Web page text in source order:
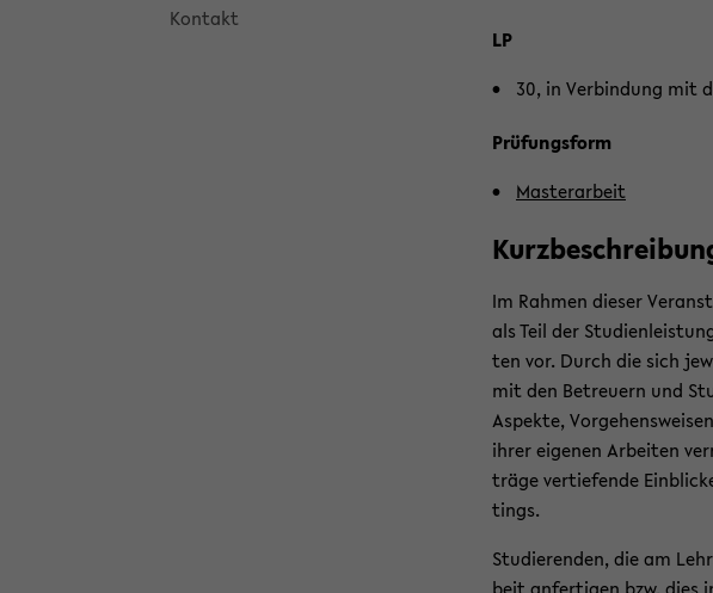
Kon­takt
LP
30, in Ver­bin­dung mit
Prü­fungs­form
Mas­ter­ar­beit
Im Rah­men die­ser
als Teil der
ten vor. Durch die sich
mit den Be­treu­ern und
Aspek­te,
ihrer ei­ge­nen Ar­bei­ten
trä­ge ver­tie­fen­de
tings.
Stu­die­ren­den, die am